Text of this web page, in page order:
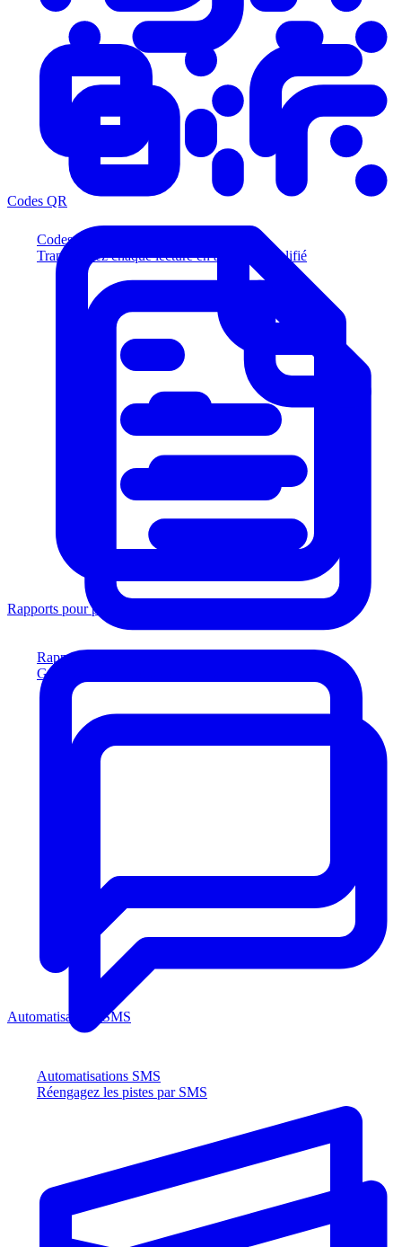
Codes QR
Transformez chaque lecture en acheteur qualifié
Rapports pour prêteurs
Générez des rapports conformes aux prêteurs
Automatisations SMS
Réengagez les pistes par SMS
Codes QR
Rapports pour prêteurs
Automatisations SMS